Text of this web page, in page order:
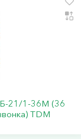
21/1-36М (36
TDM